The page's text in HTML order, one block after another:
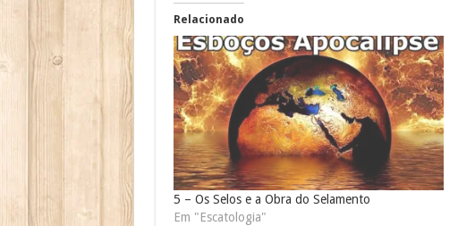
Relacionado
5 – Os Selos e a Obra do Selamento
Em "Escatologia"